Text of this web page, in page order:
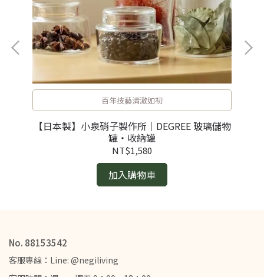
百年技藝清澈如初
【日本製】小泉硝子製作所｜DEGREE 玻璃儲物
罐・收納罐
NT$1,580
加入購物車
No. 88153542
客服專線：Line: @negiliving